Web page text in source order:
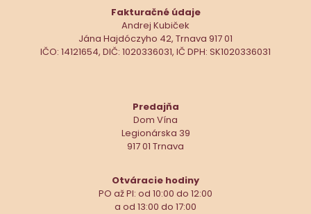
Fakturačné údaje
Andrej Kubiček
Jána Hajdóczyho 42, Trnava 917 01
IČO: 14121654, DIČ: 1020336031, IČ DPH: SK1020336031
Predajňa
Dom Vína
Legionárska 39
917 01 Trnava
Otváracie hodiny
PO až PI: od 10:00 do 12:00
a od 13:00 do 17:00